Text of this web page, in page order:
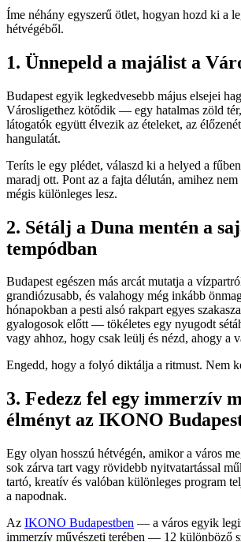
Íme néhány egyszerű ötlet, hogyan hozd ki a
hétvégéből.
1. Ünnepeld a majálist a
Budapest egyik legkedvesebb május elsejei
Városligethez kötődik — egy hatalmas zöld
látogatók együtt élvezik az ételeket, az
hangulatát.
Teríts le egy plédet, válaszd ki a helyed a
maradj ott. Pont az a fajta délután, amihez
mégis különleges lesz.
2. Sétálj a Duna mentén a
tempódban
Budapest egészen más arcát mutatja a
grandiózusabb, és valahogy még inkább
hónapokban a pesti alsó rakpart egyes
gyalogosok előtt — tökéletes egy nyugodt
vagy ahhoz, hogy csak leülj és nézd, ahogy a
Engedd, hogy a folyó diktálja a ritmust. Nem
3. Fedezz fel egy immerzív
élményt az IKONO
Egy olyan hosszú hétvégén, amikor a város
sok zárva tart vagy rövidebb nyitvatartással
tartó, kreatív és valóban különleges program
a napodnak.
Az IKONO Budapestben — a város egyik
immerzív művészeti terében — 12 különböző